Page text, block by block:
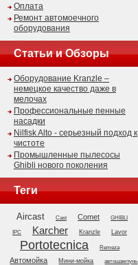
Оплата
Ремонт автомоечного
оборудования
Статьи и Обзоры
Оборудование Kranzle –
немецкое качество даже в
мелочах
Профессиональные пенные
насадки
Nilfisk Alto - серьезный подход к
чистоте
Промышленные пылесосы
Ghibli нового поколения
Теги
Aircast Cast Comet GHIBLI
IPC Karcher Kranzle Lavor
Portotecnica Remeza
Автомойка Мини-мойка автошампунь